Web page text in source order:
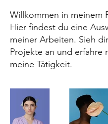
Willkommen in meinem
Hier findest du eine
meiner Arbeiten. Sieh
Projekte an und erfahre
meine Tätigkeit.